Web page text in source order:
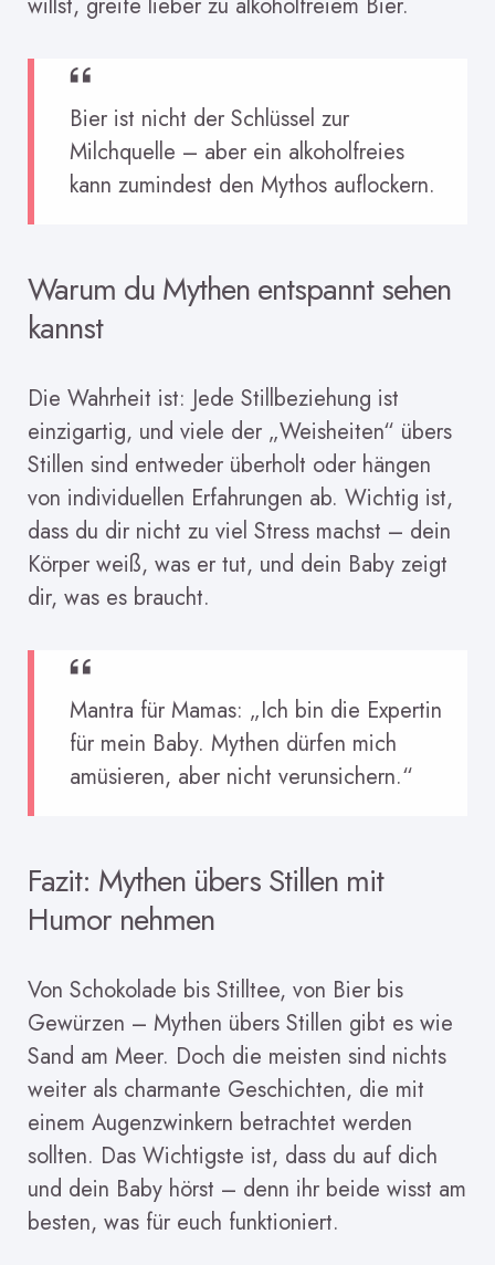
willst, greife lieber zu alkoholfreiem Bier.
Bier ist nicht der Schlüssel zur
Milchquelle – aber ein alkoholfreies
kann zumindest den Mythos auflockern.
Warum du Mythen entspannt sehen
kannst
Die Wahrheit ist: Jede Stillbeziehung ist
einzigartig, und viele der „Weisheiten“ übers
Stillen sind entweder überholt oder hängen
von individuellen Erfahrungen ab. Wichtig ist,
dass du dir nicht zu viel Stress machst – dein
Körper weiß, was er tut, und dein Baby zeigt
dir, was es braucht.
Mantra für Mamas: „Ich bin die Expertin
für mein Baby. Mythen dürfen mich
amüsieren, aber nicht verunsichern.“
Fazit: Mythen übers Stillen mit
Humor nehmen
Von Schokolade bis Stilltee, von Bier bis
Gewürzen – Mythen übers Stillen gibt es wie
Sand am Meer. Doch die meisten sind nichts
weiter als charmante Geschichten, die mit
einem Augenzwinkern betrachtet werden
sollten. Das Wichtigste ist, dass du auf dich
und dein Baby hörst – denn ihr beide wisst am
besten, was für euch funktioniert.